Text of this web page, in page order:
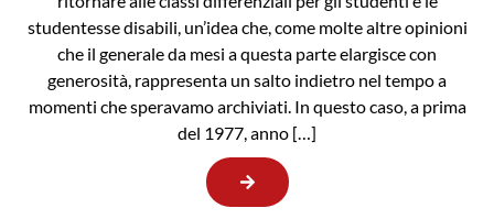
studentesse disabili, un’idea che, come molte altre opinioni
che il generale da mesi a questa parte elargisce con
generosità, rappresenta un salto indietro nel tempo a
momenti che speravamo archiviati. In questo caso, a prima
del 1977, anno […]